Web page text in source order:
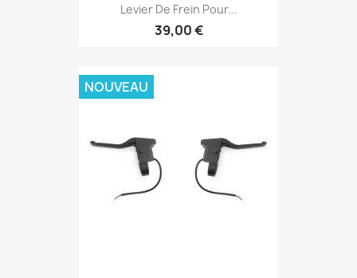
Levier De Frein Pour...
39,00 €
NOUVEAU